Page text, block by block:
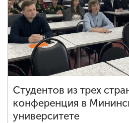
Студентов из трех
конференция в
университете